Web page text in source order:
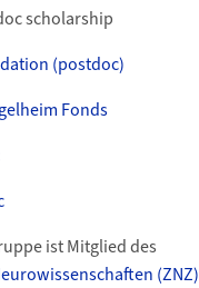
scholarship
(postdoc)
Fonds
ist Mitglied des
(ZNZ)